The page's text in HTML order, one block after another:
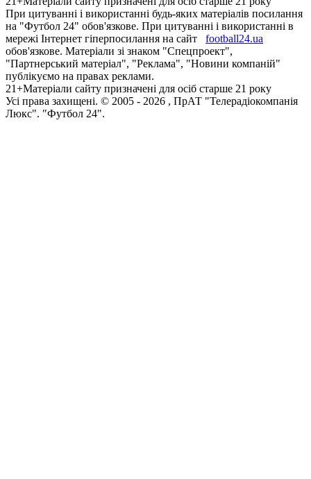
При цитуванні і використанні будь-яких матеріалів посилання
на "Футбол 24" обов'язкове. При цитуванні і використанні в
мережі Інтернет гіперпосилання на сайт
football24.ua
обов'язкове. Матеріали зі знаком "Спецпроект",
"Партнерський матеріал", "Реклама", "Новини компаній"
публікуємо на правах реклами.
21+Матеріали сайту призначені для осіб старше 21 року
Усi права захищенi. © 2005 - 2026 , ПрАТ "Телерадіокомпанія
Люкс". "Футбол 24".